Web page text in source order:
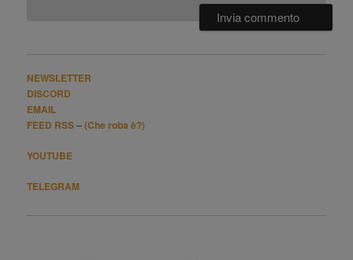
NEWSLETTER
DISCORD
EMAIL
FEED RSS–(Che roba è?)
YOUTUBE
TELEGRAM